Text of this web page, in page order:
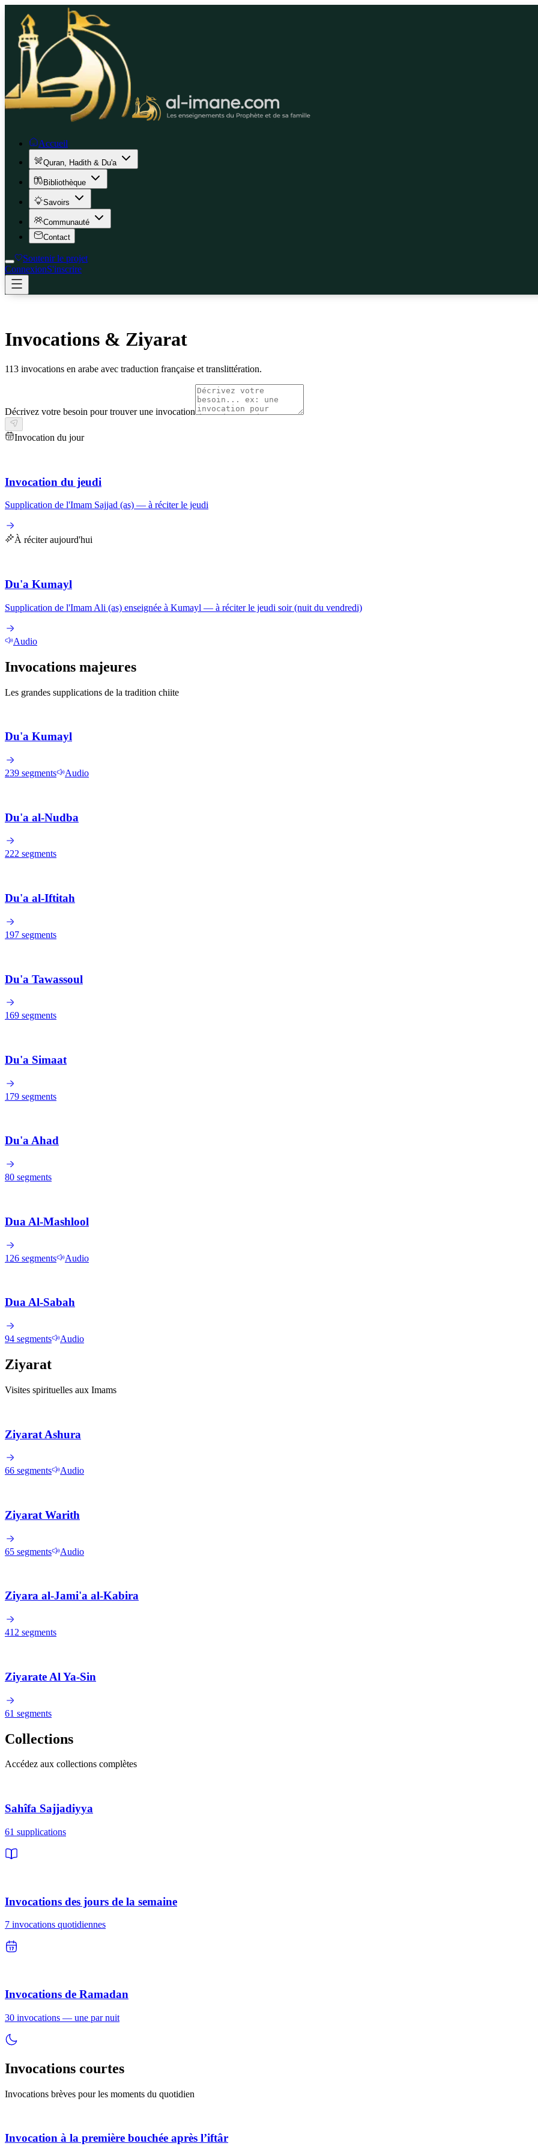
Accueil
Quran, Hadith & Du'a
Bibliothèque
Savoirs
Communauté
Contact
Soutenir le projet
ConnexionS'inscrire
Invocations & Ziyarat
113 invocations en arabe avec traduction française et translittération.
Décrivez votre besoin pour trouver une invocation
Invocation du jour
Invocation du jeudi
Supplication de l'Imam Sajjad (as) — à réciter le jeudi
À réciter aujourd'hui
Du'a Kumayl
Supplication de l'Imam Ali (as) enseignée à Kumayl — à réciter le jeudi soir (nuit du vendredi)
Audio
Invocations majeures
Les grandes supplications de la tradition chiite
Du'a Kumayl
239 segments Audio
Du'a al-Nudba
222 segments
Du'a al-Iftitah
197 segments
Du'a Tawassoul
169 segments
Du'a Simaat
179 segments
Du'a Ahad
80 segments
Dua Al-Mashlool
126 segments Audio
Dua Al-Sabah
94 segments Audio
Ziyarat
Visites spirituelles aux Imams
Ziyarat Ashura
66 segments Audio
Ziyarat Warith
65 segments Audio
Ziyara al-Jami'a al-Kabira
412 segments
Ziyarate Al Ya-Sin
61 segments
Collections
Accédez aux collections complètes
Sahîfa Sajjadiyya
61 supplications
Invocations des jours de la semaine
7 invocations quotidiennes
Invocations de Ramadan
30 invocations — une par nuit
Invocations courtes
Invocations brèves pour les moments du quotidien
Invocation à la première bouchée après l’iftâr